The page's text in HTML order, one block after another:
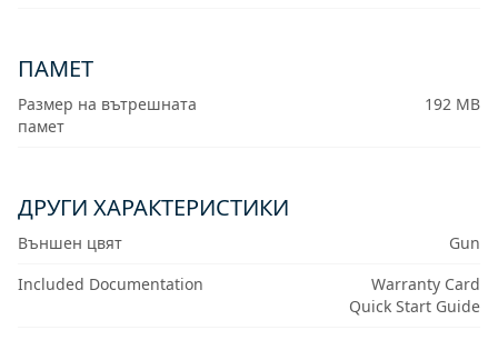
ПАМЕТ
Размер на вътрешната
памет
192 MB
ДРУГИ ХАРАКТЕРИСТИКИ
Външен цвят
Gun
Included Documentation
Warranty Card
Quick Start Guide